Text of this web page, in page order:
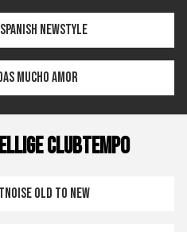
NEWSTYLE
Mucho Amor
CLUBTEMPO
OLD TO NEW